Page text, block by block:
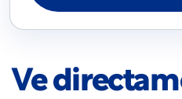
Ve